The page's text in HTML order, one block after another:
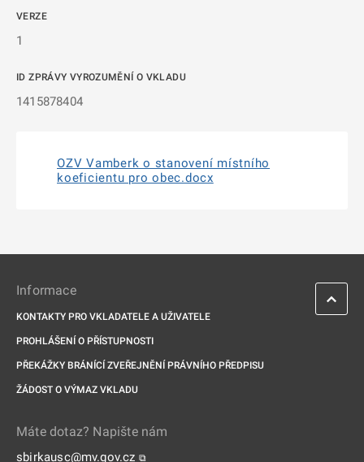
VERZE
1
ID ZPRÁVY VYROZUMĚNÍ O VKLADU
1415878404
OZV Vamberk o stanovení místního
koeficientu pro obec.docx
Informace
KONTAKTY PRO VKLADATELE A UŽIVATELE
PROHLÁŠENÍ O PŘÍSTUPNOSTI
PŘEKÁŽKY BRÁNÍCÍ ZVEŘEJNĚNÍ PRÁVNÍHO PŘEDPISU
ŽÁDOST O VÝMAZ VKLADU
Máte dotaz? Napište nám
sbirkausc@mv.gov.cz ⧉